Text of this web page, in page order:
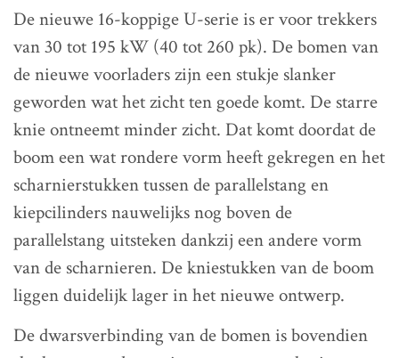
De nieuwe 16-koppige U-serie is er voor trekkers
van 30 tot 195 kW (40 tot 260 pk). De bomen van
de nieuwe voorladers zijn een stukje slanker
geworden wat het zicht ten goede komt. De starre
knie ontneemt minder zicht. Dat komt doordat de
boom een wat rondere vorm heeft gekregen en het
scharnierstukken tussen de parallelstang en
kiepcilinders nauwelijks nog boven de
parallelstang uitsteken dankzij een andere vorm
van de scharnieren. De kniestukken van de boom
liggen duidelijk lager in het nieuwe ontwerp.
De dwarsverbinding van de bomen is bovendien